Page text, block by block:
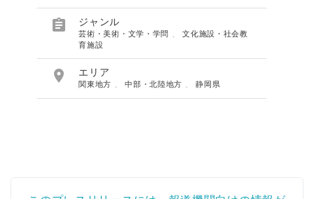
 ジャンル
芸術・美術・文学・学問 、文化施設・社会教
育施設
 エリア
関東地方 、中部・北陸地方 、静岡県